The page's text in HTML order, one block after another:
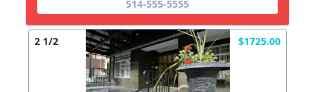
514-555-5555
2 1/2 $1725.00
X Fermer Envoyez